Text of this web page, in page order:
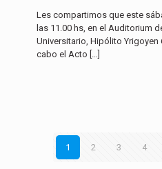
Les compartimos que este
las 11.00 hs, en el Auditorium
Universitario, Hipólito Yrigoyen
cabo el Acto […]
1 2 3 4